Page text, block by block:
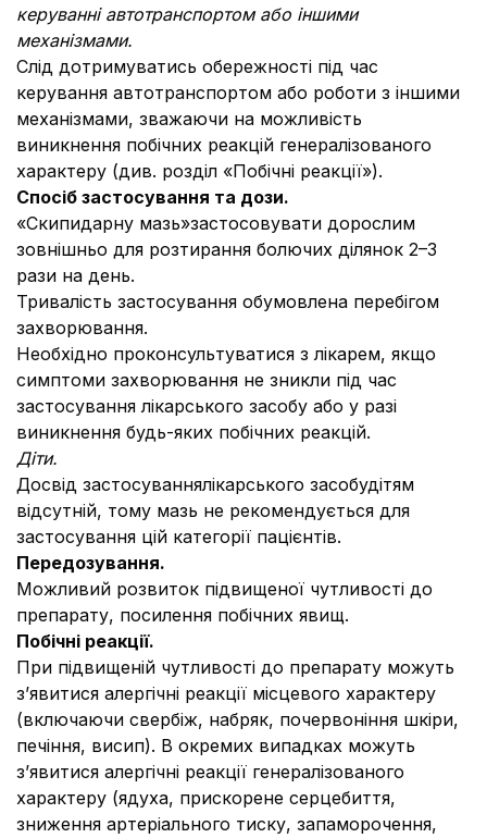
керуванні автотранспортом або іншими
механізмами.
Слід дотримуватись обережності під час
керування автотранспортом або роботи з іншими
механізмами, зважаючи на можливість
виникнення побічних реакцій генералізованого
характеру (див. розділ «Побічні реакції»).
Спосіб застосування та дози.
«Скипидарну мазь»застосовувати дорослим
зовнішньо для розтирання болючих ділянок 2–3
рази на день.
Тривалість застосування обумовлена перебігом
захворювання.
Необхідно проконсультуватися з лікарем, якщо
симптоми захворювання не зникли під час
застосування лікарського засобу або у разі
виникнення будь-яких побічних реакцій.
Діти.
Досвід застосуваннялікарського засобудітям
відсутній, тому мазь не рекомендується для
застосування цій категорії пацієнтів.
Передозування.
Можливий розвиток підвищеної чутливості до
препарату, посилення побічних явищ.
Побічні реакції.
При підвищеній чутливості до препарату можуть
з’явитися алергічні реакції місцевого характеру
(включаючи свербіж, набряк, почервоніння шкіри,
печіння, висип). В окремих випадках можуть
з’явитися алергічні реакції генералізованого
характеру (ядуха, прискорене серцебиття,
зниження артеріального тиску, запаморочення,